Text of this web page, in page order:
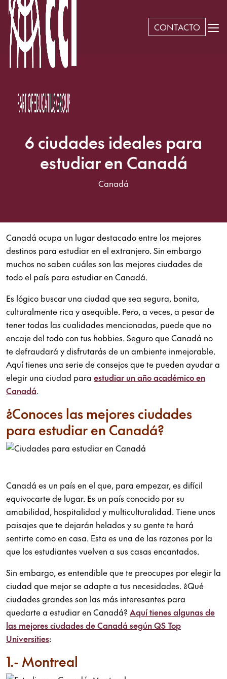
CONTACTO
6 ciudades ideales para
estudiar en Canadá
Canadá
Canadá ocupa un lugar destacado entre los mejores
destinos para estudiar en el extranjero. Sin embargo
muchos no saben cuáles son las mejores ciudades de
todo el país para estudiar en Canadá.
Es lógico buscar una ciudad que sea segura, bonita,
culturalmente rica y asequible. Pero, a veces, a pesar de
tener todas las cualidades mencionadas, puede que no
encaje del todo con tus hobbies. Seguro que Canadá no
te defraudará y disfrutarás de un ambiente inmejorable.
Aquí tienes una serie de consejos que te pueden ayudar a
elegir una ciudad para estudiar un año académico en
Canadá.
¿Conoces las mejores ciudades
para estudiar en Canadá?
Canadá es un país en el que, para empezar, es difícil
equivocarte de lugar. Es un país conocido por su
amabilidad, hospitalidad y multiculturalidad. Tiene unos
paisajes que te dejarán helados y su gente te hará
sentirte como en casa. Esta es una de las razones por la
que los estudiantes vuelven a sus casas encantados.
Sin embargo, es entendible que te preocupes por elegir la
ciudad que mejor se adapte a tus necesidades. ¿Qué
ciudades grandes son las más interesantes para
quedarte a estudiar en Canadá? Aquí tienes algunas de
las mejores ciudades de Canadá según QS Top
Universities:
1.- Montreal